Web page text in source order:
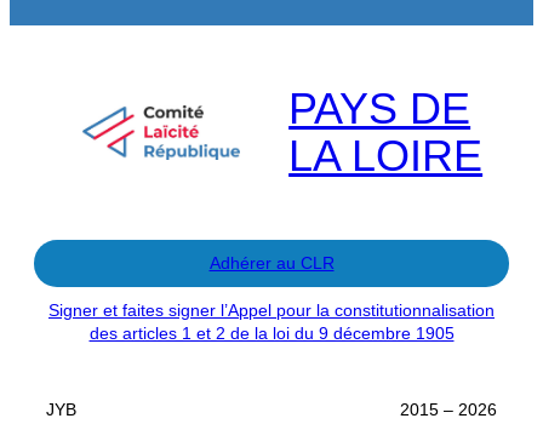
PAYS DE
LA LOIRE
Adhérer au CLR
Signer et faites signer l’Appel pour la constitutionnalisation
des articles 1 et 2 de la loi du 9 décembre 1905
JYB 2015 – 2026